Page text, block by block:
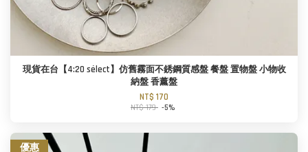
現貨在台【4:20 sélect】仿舊霧面不銹鋼質感盤 餐盤 置物盤 小物收
納盤 香薰盤
NT$ 170
NT$ 179 -5%
優惠